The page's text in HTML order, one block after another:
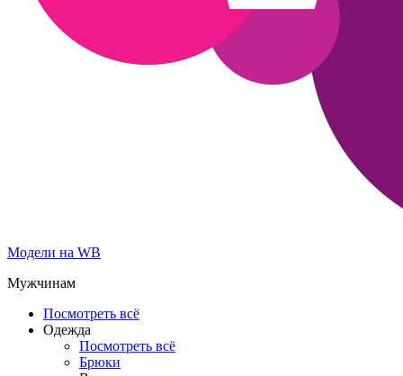
Модели на WB
Мужчинам
Посмотреть всё
Одежда
Посмотреть всё
Брюки